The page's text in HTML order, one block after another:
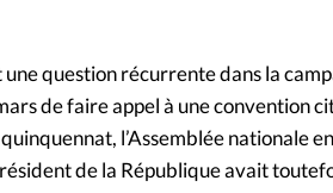
question récurrente dans la
de faire appel à une convention
l’Assemblée nationale
de la République avait